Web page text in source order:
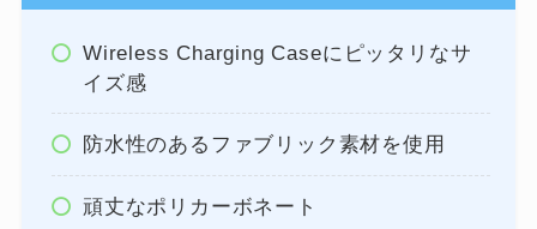
Wireless Charging Caseにピッタリなサ
イズ感
防水性のあるファブリック素材を使用
頑丈なポリカーボネート